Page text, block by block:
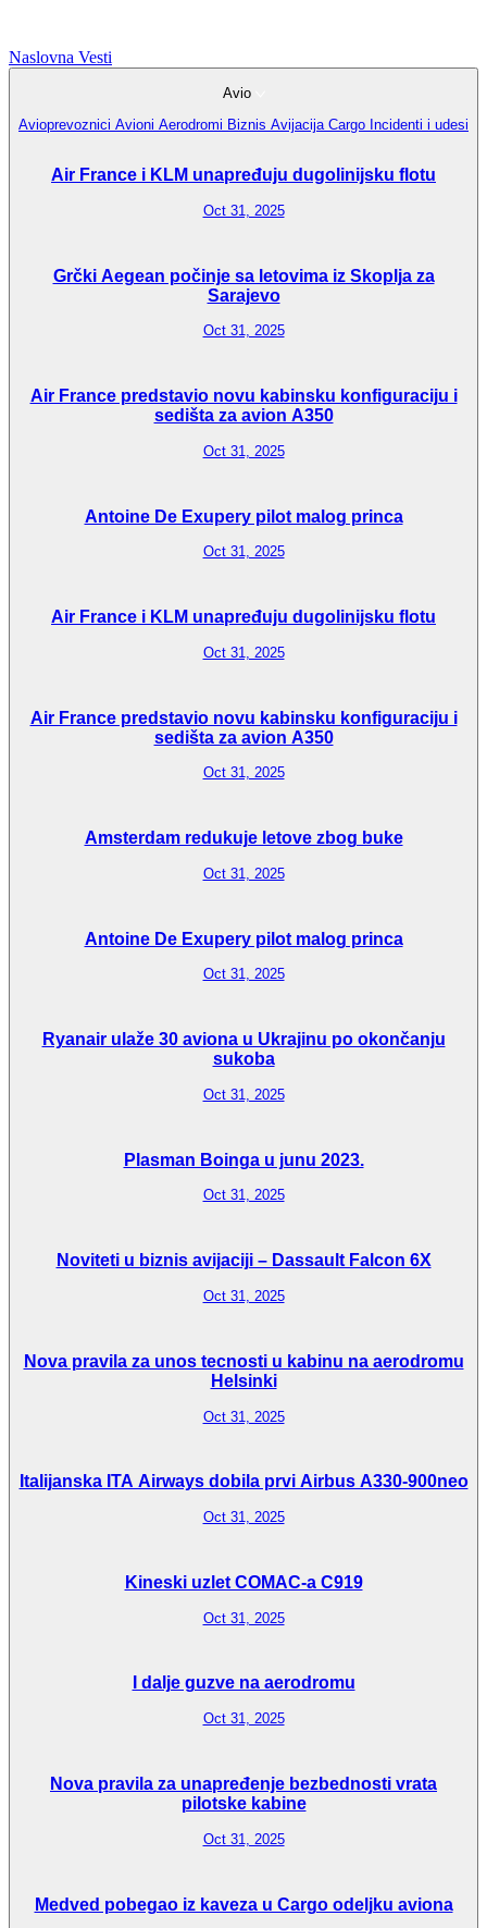
Naslovna Vesti
Avio
Avioprevoznici Avioni Aerodromi Biznis Avijacija Cargo Incidenti i udesi
Air France i KLM unapređuju dugolinijsku flotu
Oct 31, 2025
Grčki Aegean počinje sa letovima iz Skoplja za
Sarajevo
Oct 31, 2025
Air France predstavio novu kabinsku konfiguraciju i
sedišta za avion A350
Oct 31, 2025
Antoine De Exupery pilot malog princa
Oct 31, 2025
Air France i KLM unapređuju dugolinijsku flotu
Oct 31, 2025
Air France predstavio novu kabinsku konfiguraciju i
sedišta za avion A350
Oct 31, 2025
Amsterdam redukuje letove zbog buke
Oct 31, 2025
Antoine De Exupery pilot malog princa
Oct 31, 2025
Ryanair ulaže 30 aviona u Ukrajinu po okončanju
sukoba
Oct 31, 2025
Plasman Boinga u junu 2023.
Oct 31, 2025
Noviteti u biznis avijaciji – Dassault Falcon 6X
Oct 31, 2025
Nova pravila za unos tecnosti u kabinu na aerodromu
Helsinki
Oct 31, 2025
Italijanska ITA Airways dobila prvi Airbus A330-900neo
Oct 31, 2025
Kineski uzlet COMAC-a C919
Oct 31, 2025
I dalje guzve na aerodromu
Oct 31, 2025
Nova pravila za unapređenje bezbednosti vrata
pilotske kabine
Oct 31, 2025
Medved pobegao iz kaveza u Cargo odeljku aviona